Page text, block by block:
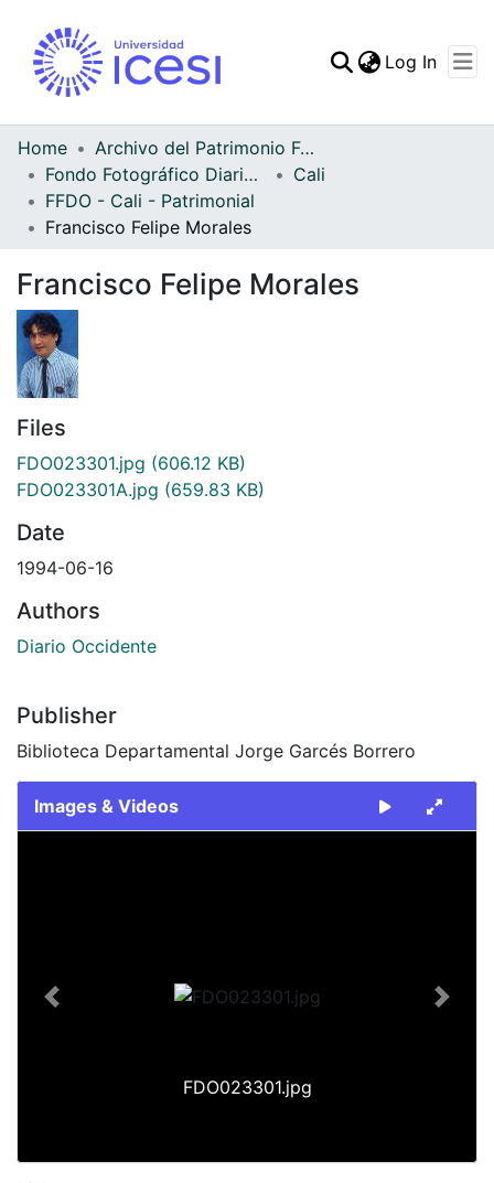
Statistics
Log In
Home
Archivo del Patrimonio Fotográfico y Fílmico del Valle del Cauca
Fondo Fotográfico Diario Occidente
Cali
FFDO - Cali - Patrimonial
Francisco Felipe Morales
Francisco Felipe Morales
Files
FDO023301.jpg (606.12 KB)
FDO023301A.jpg (659.83 KB)
Date
1994-06-16
Authors
Diario Occidente
Publisher
Biblioteca Departamental Jorge Garcés Borrero
Images & Videos
FDO023301.jpg
Previous Next